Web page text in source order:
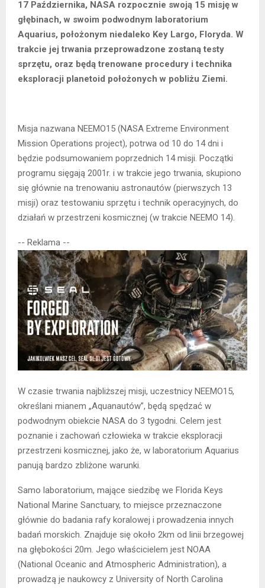
17 Października, NASA rozpocznie swoją 15 misję w
głębinach, w swoim podwodnym laboratorium
Aquarius, położonym niedaleko Key Largo, Floryda. W
trakcie jej trwania przeprowadzone zostaną testy
sprzętu, oraz będą trenowane procedury i technika
eksploracji planetoid położonych w pobliżu Ziemi.
Misja nazwana NEEMO15 (NASA Extreme Environment
Mission Operations project), potrwa od 10 do 14 dni i
będzie podsumowaniem poprzednich 14 misji. Początki
programu sięgają 2001r. i w trakcie jego trwania, skupiono
się głównie na trenowaniu astronautów (pierwszych 13
misji) oraz testowaniu sprzętu i technik operacyjnych, do
działań w przestrzeni kosmicznej (w trakcie NEEMO 14).
-- Reklama --
W czasie trwania najbliższej misji, uczestnicy NEEMO15,
określani mianem „Aquanautów”, będą spędzać w
podwodnym obiekcie NASA do 3 tygodni. Celem jest
poznanie i zachowań człowieka w trakcie eksploracji
przestrzeni kosmicznej, jako że, w laboratorium Aquarius
panują bardzo zbliżone warunki.
Samo laboratorium, mające siedzibę we Florida Keys
National Marine Sanctuary, to miejsce przeznaczone
głównie do badania rafy koralowej i prowadzenia innych
badań morskich. Znajduje się około 2km od linii brzegowej
na głębokości 20m. Jego właścicielem jest NOAA
(National Oceanic and Atmospheric Administration), a
prowadzą je naukowcy z University of North Carolina